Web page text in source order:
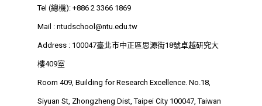
Tel (總機): +886 2 3366 1869
Mail : ntudschool@ntu.edu.tw
Address : 100047臺北市中正區思源街18號卓越研究大
樓409室
Room 409, Building for Research Excellence. No.18,
Siyuan St, Zhongzheng Dist, Taipei City 100047, Taiwan
24hrs D
領導學分學程
探索學習計畫
EN
Tel : +886 2 3366 1869